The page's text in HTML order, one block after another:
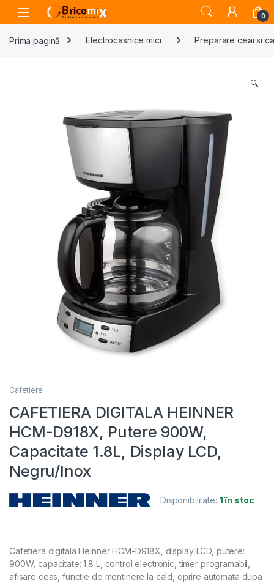
Skip to navigation
Skip to content
Open 0
Prima pagină Electrocasnice mici Preparare ceai si
🔍
Cafetiere
CAFETIERA DIGITALA HEINNER
HCM-D918X, Putere 900W,
Capacitate 1.8L, Display LCD,
Negru/Inox
Disponibilitate: 1 în stoc
Cafetiera digitala Heinner HCM-D918X, display LCD, putere:
900W, capacitate: 1.8 L, control electronic, timer programabil,
afisare ceas, functie de mentinere la cald, oprire automata dupa